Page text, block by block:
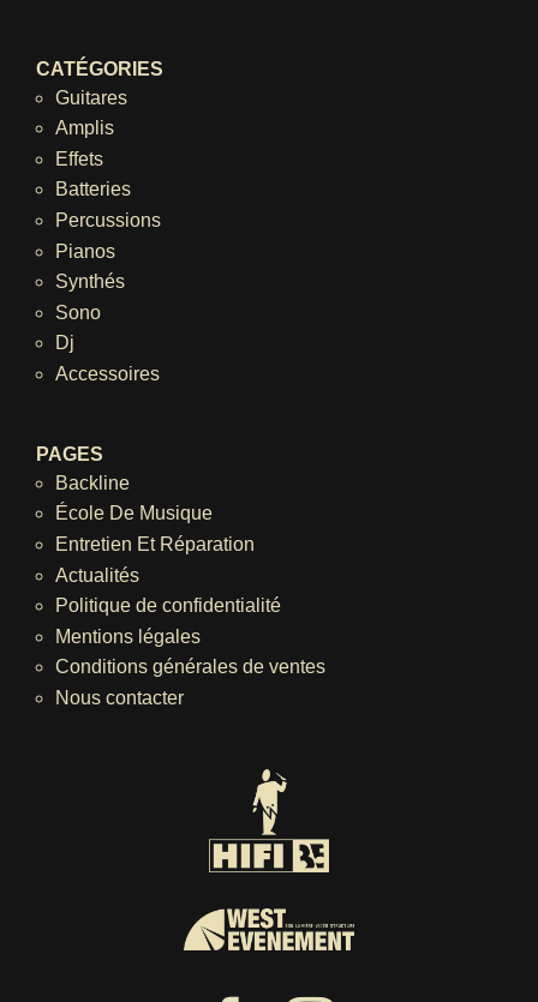
CATÉGORIES
Guitares
Amplis
Effets
Batteries
Percussions
Pianos
Synthés
Sono
Dj
Accessoires
PAGES
Backline
École De Musique
Entretien Et Réparation
Actualités
Politique de confidentialité
Mentions légales
Conditions générales de ventes
Nous contacter